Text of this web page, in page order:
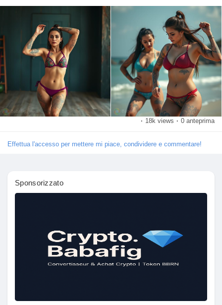
Discover Pagine
le pagine che mi piacciono
Popular Posts
My Funding
#WomensFitness #GymForExercise #StrongNotSkinny
#ConfidenceLooksGood
#TrainHardLookHot #GlowUp
· 18k views · 0 anteprima
Effettua l'accesso per mettere mi piace, condividere e commentare!
Sponsorizzato